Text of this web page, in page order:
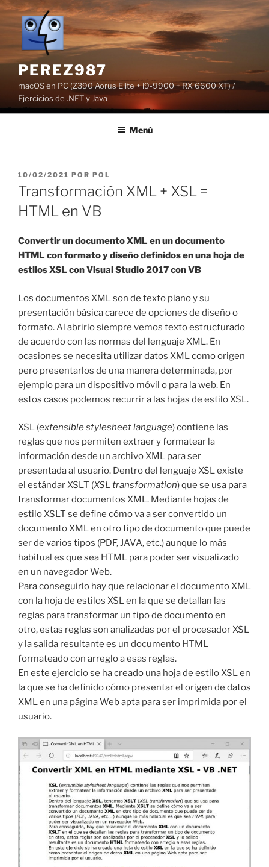
Saltar
contenido
PEREZ987
macOS en PC (Z390 Aorus Elite + i9-9900 + RX 6600 XT) /
Ejercicios de .NET y Java
Menú
PUBLICADO
EL
10/02/2021 POR POL
Transformación XML + XSL =
HTML en VB
Convertir un documento XML en un documento
HTML con formato y diseño definidos en una hoja de
estilos XSL con Visual Studio 2017 con VB
Los documentos XML son de texto plano y su
presentación básica carece de opciones de diseño o
formato. Al abrirlo siempre vemos texto estructurado
de acuerdo con las normas del lenguaje XML. En
ocasiones se necesita utilizar datos XML como origen
pero presentarlos de una manera determinada, por
ejemplo para un dispositivo móvil o para la web. En
estos casos podemos recurrir a las hojas de estilo XSL.
XSL (extensible stylesheet language) contiene las
reglas que nos permiten extraer y formatear la
información desde un archivo XML para ser
presentada al usuario. Dentro del lenguaje XSL existe
el estándar XSLT (XSL transformation) que se usa para
transformar documentos XML. Mediante hojas de
estilo XSLT se define cómo va a ser convertido un
documento XML en otro tipo de documento que puede
ser de varios tipos (PDF, JAVA, etc.) aunque lo más
habitual es que sea HTML para poder ser visualizado
en un navegador Web.
Para conseguirlo hay que relacionar el documento XML
con la hoja de estilos XSL en la que se detallan las
reglas para transformar un tipo de documento en
otro, estas reglas son analizadas por el procesador XSL
y la salida resultante es un documento HTML
formateado con arreglo a esas reglas.
En este ejercicio se ha creado una hoja de estilo XSL en
la que se ha definido cómo presentar el origen de datos
XML en una página Web apta para ser imprimida por el
usuario.